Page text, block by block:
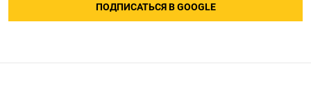
ПОДПИСАТЬСЯ В GOOGLE